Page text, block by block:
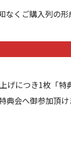
なくご購入列の
につき1枚「特
典会へ御参加頂け